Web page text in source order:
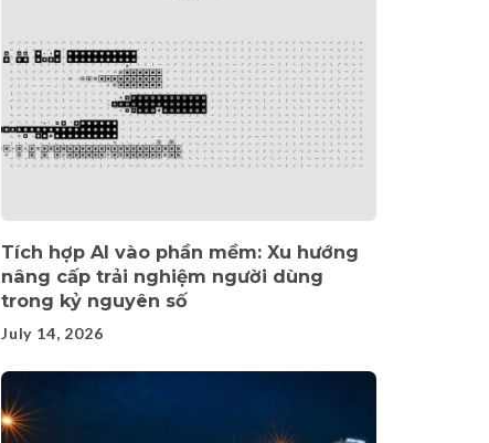
Tích hợp AI vào phần mềm: Xu hướng
nâng cấp trải nghiệm người dùng
trong kỷ nguyên số
July 14, 2026